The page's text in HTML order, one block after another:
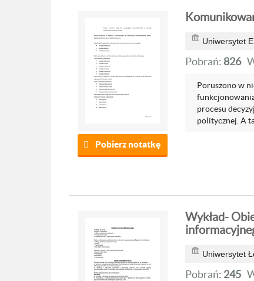
Pobierz notatkę
Uniwersytet
Pobrań: 826
Poruszono w
procesu
politycznej. A
Wykład-
Uniwersytet
Pobrań: 245